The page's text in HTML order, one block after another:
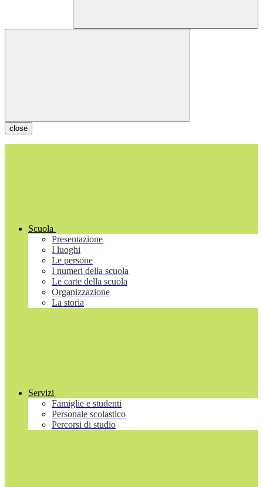
close
Scuola
Presentazione
I luoghi
Le persone
I numeri della scuola
Le carte della scuola
Organizzazione
La storia
Servizi
Famiglie e studenti
Personale scolastico
Percorsi di studio